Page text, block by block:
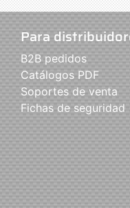
Para
B2B pedidos
Catálogos PDF
Soportes de venta
Fichas de seguridad